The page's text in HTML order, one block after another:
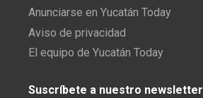
Anunciarse en Yucatán Today
Aviso de privacidad
El equipo de Yucatán Today
Suscríbete a nuestro newsletter